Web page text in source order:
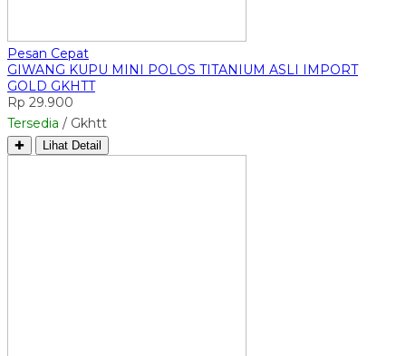
Pesan Cepat
GIWANG KUPU MINI POLOS TITANIUM ASLI IMPORT
GOLD GKHTT
Rp 29.900
Tersedia / Gkhtt
✚ Lihat Detail